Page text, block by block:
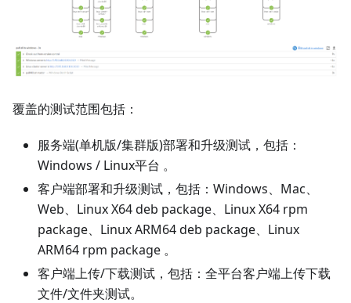
覆盖的测试范围包括：
服务端(单机版/集群版)部署和升级测试，包括：
Windows / Linux平台 。
客户端部署和升级测试，包括：Windows、Mac、
Web、Linux X64 deb package、Linux X64 rpm
package、Linux ARM64 deb package、Linux
ARM64 rpm package 。
客户端上传/下载测试，包括：全平台客户端上传下载
文件/文件夹测试。